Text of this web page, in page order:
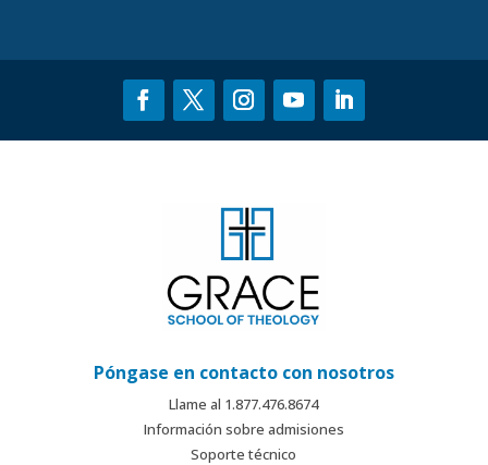
Póngase en contacto con nosotros
Llame al 1.877.476.8674
Información sobre admisiones
Soporte técnico